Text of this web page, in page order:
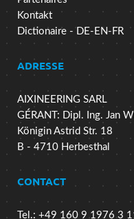
Kontakt
Dictionaire - DE-EN-FR
ADRESSE
AIXINEERING SARL
GÉRANT: Dipl. Ing. Jan
Königin Astrid Str. 18
B - 4710 Herbesthal
CONTACT
Tel.: +49 160 9 1976 3